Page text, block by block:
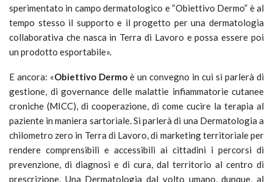
sperimentato in campo dermatologico e “Obiettivo Dermo” è al
tempo stesso il supporto e il progetto per una dermatologia
collaborativa che nasca in Terra di Lavoro e possa essere poi
un prodotto esportabile».
E ancora: «Obiettivo Dermo è un convegno in cui si parlerà di
gestione, di governance delle malattie infiammatorie cutanee
croniche (MICC), di cooperazione, di come cucire la terapia al
paziente in maniera sartoriale. Si parlerà di una Dermatologia a
chilometro zero in Terra di Lavoro, di marketing territoriale per
rendere comprensibili e accessibili ai cittadini i percorsi di
prevenzione, di diagnosi e di cura, dal territorio al centro di
prescrizione. Una Dermatologia dal volto umano, dunque, al